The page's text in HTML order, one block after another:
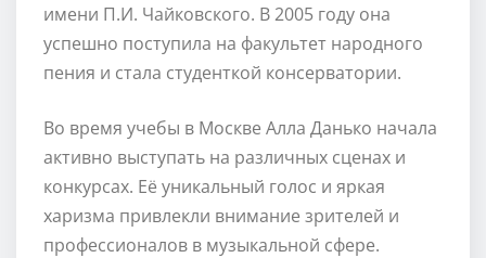
имени П.И. Чайковского. В 2005 году она
успешно поступила на факультет народного
пения и стала студенткой консерватории.
Во время учебы в Москве Алла Данько начала
активно выступать на различных сценах и
конкурсах. Её уникальный голос и яркая
харизма привлекли внимание зрителей и
профессионалов в музыкальной сфере.